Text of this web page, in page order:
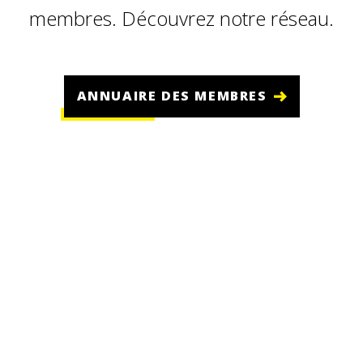
membres. Découvrez notre réseau.
ANNUAIRE DES MEMBRES